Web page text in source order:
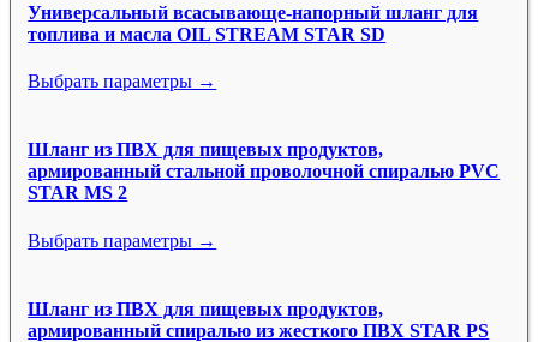
Универсальный всасывающе-напорный шланг для
топлива и масла OIL STREAM STAR SD
Выбрать параметры →
Шланг из ПВХ для пищевых продуктов,
армированный стальной проволочной спиралью PVC
STAR MS 2
Выбрать параметры →
Шланг из ПВХ для пищевых продуктов,
армированный спиралью из жесткого ПВХ STAR PS